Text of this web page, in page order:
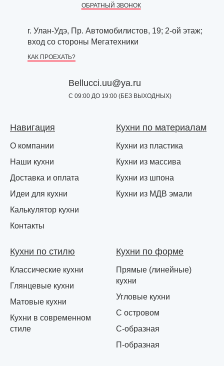
ОБРАТНЫЙ ЗВОНОК
г. Улан-Удэ, Пр. Автомобилистов, 19; 2-ой этаж;
вход со стороны Мегатехники
КАК ПРОЕХАТЬ?
Bellucci.uu@ya.ru
С 09:00 ДО 19:00 (БЕЗ ВЫХОДНЫХ)
Навигация
О компании
Наши кухни
Доставка и оплата
Идеи для кухни
Калькулятор кухни
Контакты
Кухни по материалам
Кухни из пластика
Кухни из массива
Кухни из шпона
Кухни из МДВ эмали
Кухни по стилю
Классические кухни
Глянцевые кухни
Матовые кухни
Кухни в современном
стиле
Кухни по форме
Прямые (линейные)
кухни
Угловые кухни
С островом
С-образная
П-образная